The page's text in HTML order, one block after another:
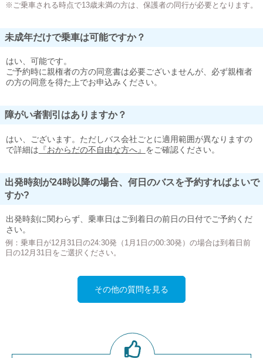
※ご乗車される時点で13歳未満の方は、保護者の同行が必要となります。
未成年だけで乗車は可能ですか？
はい、可能です。
ご予約時に親権者の方の同意書は必要ございませんが、必ず親権者
の方の同意を得た上でお申込みください。
障がい者割引はありますか？
はい、ございます。ただしバス会社ごとに適用範囲が異なりますの
で詳細は 『おからだの不自由な方へ』 をご確認ください。
出発時刻が24時以降の場合、何日のバスを予約すればよいで
すか?
出発時刻に関わらず、乗車日はご到着日の前日の日付でご予約くだ
さい。
例：乗車日が12月31日の24:30発（1月1日の00:30発）の場合は到着日前
日の12月31日をご選択ください。
その他の質問を見る